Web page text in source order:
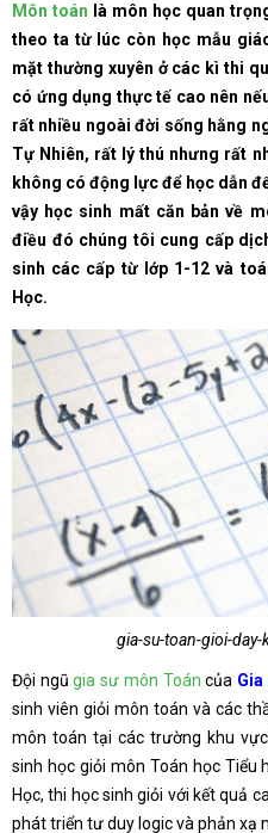
Môn toán là môn học quan
theo ta từ lúc còn học mẫu
mặt thường xuyên ở các kì thi
có ứng dụng thực tế cao nên
rất nhiều ngoài đời sống hằng
Tự Nhiên, rất lý thú nhưng rất
không có động lực để học dẫn
vậy học sinh mất căn bản về
điều đó chúng tôi cung cấp
sinh các cấp từ lớp 1-12 và
Học.
gia-su-toan-gioi-
Đội ngũgia sư môn Toán của
sinh viên giỏi môn toán và các
môn toán tại các trường khu
sinh học giỏi môn Toán học Tiểu
Học, thi học sinh giỏi với kết quả
phát triển tư duy logic và phản xạ